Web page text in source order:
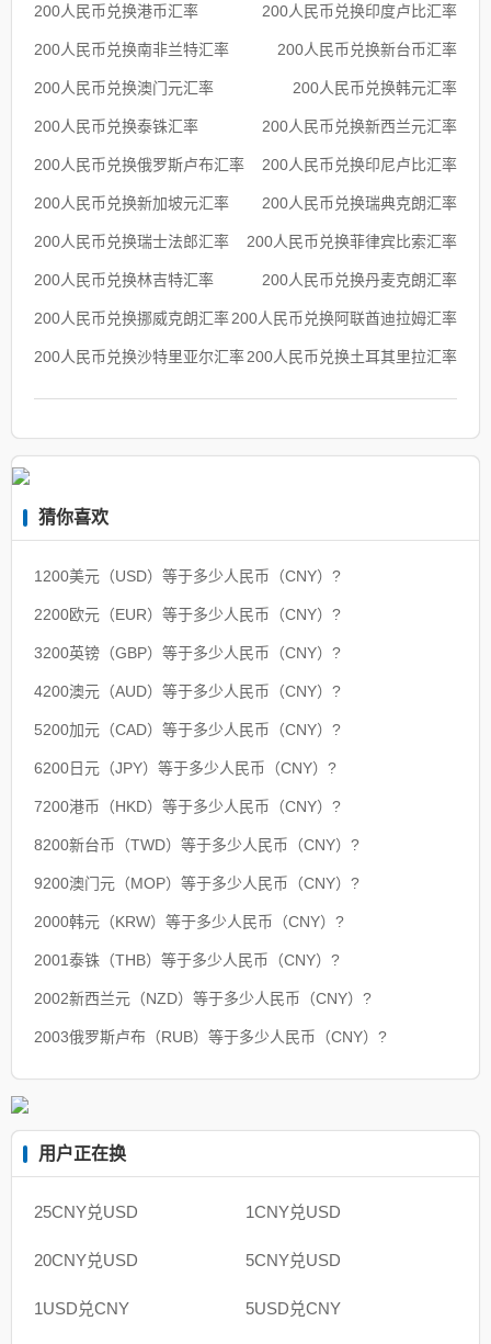
200人民币兑换港币汇率 200人民币兑换印度卢比汇率
200人民币兑换南非兰特汇率 200人民币兑换新台币汇率
200人民币兑换澳门元汇率 200人民币兑换韩元汇率
200人民币兑换泰铢汇率 200人民币兑换新西兰元汇率
200人民币兑换俄罗斯卢布汇率 200人民币兑换印尼卢比汇率
200人民币兑换新加坡元汇率 200人民币兑换瑞典克朗汇率
200人民币兑换瑞士法郎汇率 200人民币兑换菲律宾比索汇率
200人民币兑换林吉特汇率 200人民币兑换丹麦克朗汇率
200人民币兑换挪威克朗汇率200人民币兑换阿联酋迪拉姆汇率
200人民币兑换沙特里亚尔汇率200人民币兑换土耳其里拉汇率
猜你喜欢
1200美元（USD）等于多少人民币（CNY）?
2200欧元（EUR）等于多少人民币（CNY）?
3200英镑（GBP）等于多少人民币（CNY）?
4200澳元（AUD）等于多少人民币（CNY）?
5200加元（CAD）等于多少人民币（CNY）?
6200日元（JPY）等于多少人民币（CNY）?
7200港币（HKD）等于多少人民币（CNY）?
8200新台币（TWD）等于多少人民币（CNY）?
9200澳门元（MOP）等于多少人民币（CNY）?
2000韩元（KRW）等于多少人民币（CNY）?
2001泰铢（THB）等于多少人民币（CNY）?
2002新西兰元（NZD）等于多少人民币（CNY）?
2003俄罗斯卢布（RUB）等于多少人民币（CNY）?
用户正在换
25CNY兑USD 1CNY兑USD
20CNY兑USD 5CNY兑USD
1USD兑CNY 5USD兑CNY